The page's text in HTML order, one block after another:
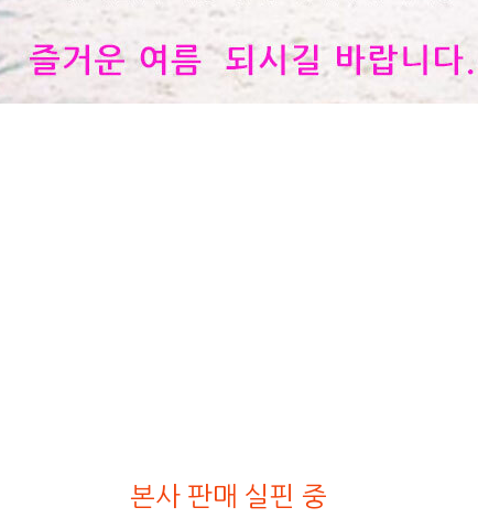
본사 판매 실핀 중